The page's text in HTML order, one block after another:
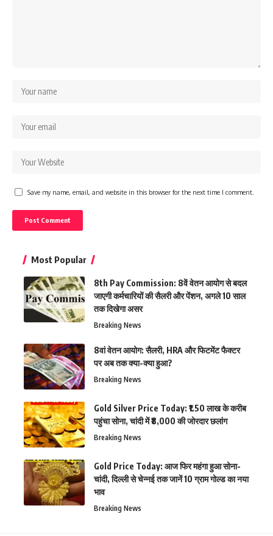
Save my name, email, and website in this browser for the next time I comment.
Most Popular
8th Pay Commission: 8वें वेतन आयोग से बदल
जाएगी कर्मचारियों की सैलरी और पेंशन, अगले 10 साल
तक दिखेगा असर
Breaking News
8वां वेतन आयोग: सैलरी, HRA और फिटमेंट फैक्टर
पर अब तक क्या-क्या हुआ?
Breaking News
Gold Silver Price Today: ₹1.50 लाख के करीब
पहुंचा सोना, चांदी में ₹8,000 की जोरदार छलांग
Breaking News
Gold Price Today: आज फिर महंगा हुआ सोना-
चांदी, दिल्ली से चेन्नई तक जानें 10 ग्राम गोल्ड का नया
भाव
Breaking News